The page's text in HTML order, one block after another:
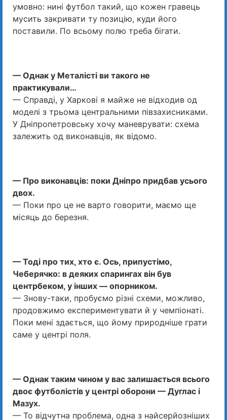
умовно: нині футбол такий, що кожен гравець
мусить закривати ту позицію, куди його
поставили. По всьому полю треба бігати.
— Однак у Металісті ви такого не
практикували…
— Справді, у Харкові я майже не відходив од
моделі з трьома цент­ральними півзахисниками.
У Дніпропетровську хочу маневрувати: схема
залежить од виконавців, як відомо.
— Про виконавців: поки Дніпро придбав усього
двох.
— Поки про це не варто говорити, маємо ще
місяць до березня.
— Тоді про тих, хто є. Ось, припустімо,
Чеберячко: в деяких спарингах він був
центрбеком, у інших — опорником.
— Знову-таки, пробуємо різні схеми, можливо,
продовжимо експериментувати й у чемпіонаті.
Поки мені здається, що йому природніше грати
саме у центрі поля.
— Однак таким чином у вас залишається всього
двоє футболістів у центрі оборони — Дуглас і
Мазух.
— То відчутна проблема, одна з найсерйозніших